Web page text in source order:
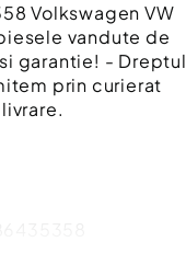
Volkswagen VW
vandute de
garantie! - Dreptul
prin curierat